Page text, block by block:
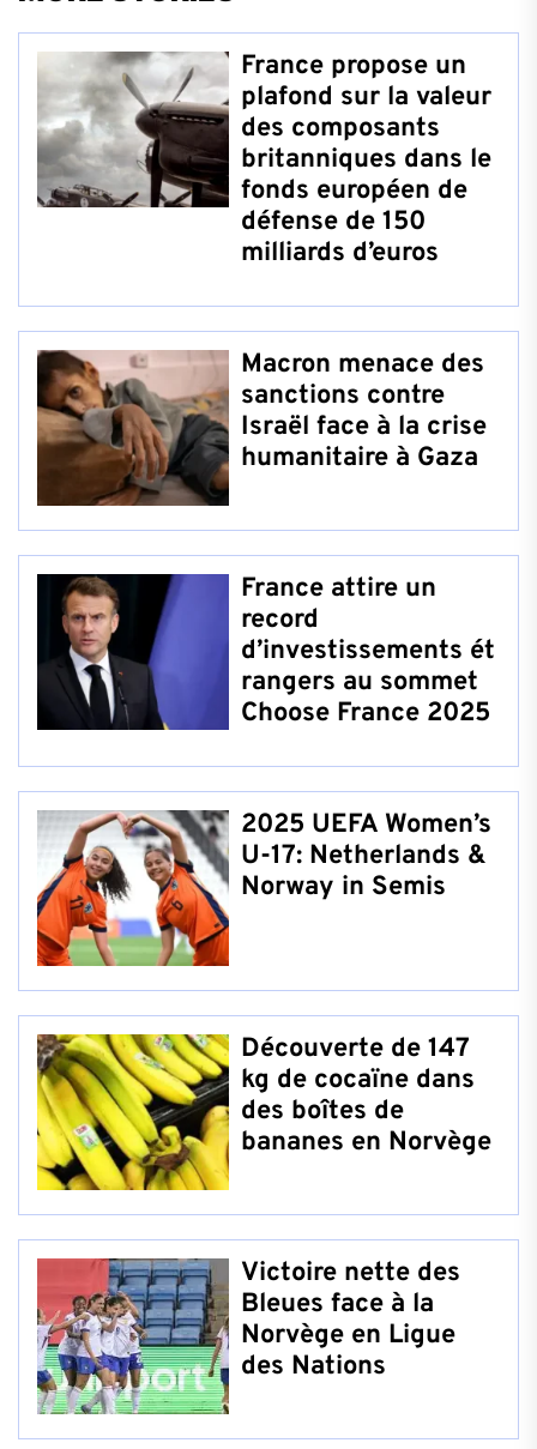
France propose un
plafond sur la valeur
des composants
britanniques dans le
fonds européen de
défense de 150
milliards d’euros
Macron menace des
sanctions contre
Israël face à la crise
humanitaire à Gaza
France attire un
record
d’investissements ét
rangers au sommet
Choose France 2025
2025 UEFA Women’s
U-17: Netherlands &
Norway in Semis
Découverte de 147
kg de cocaïne dans
des boîtes de
bananes en Norvège
Victoire nette des
Bleues face à la
Norvège en Ligue
des Nations